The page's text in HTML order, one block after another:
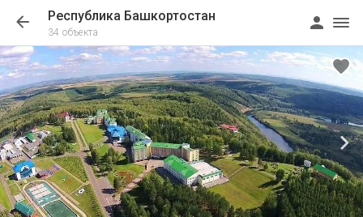
Республика Башкортостан
34 объекта